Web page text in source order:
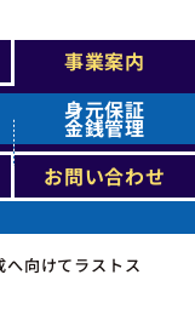
事業案内
身元保証
金銭管理
お問い合わせ
向けてラストス